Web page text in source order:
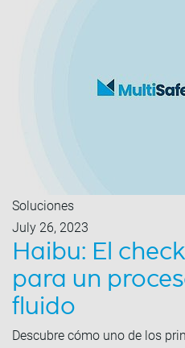
Soluciones
July 26, 2023
Haibu: El
para un
fluido
Descubre cómo uno de los